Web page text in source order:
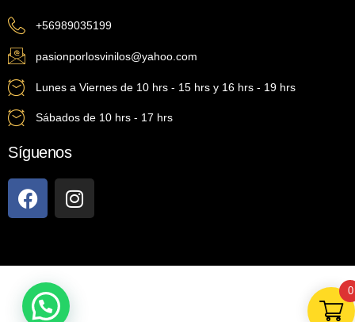
+56989035199
pasionporlosvinilos@yahoo.com
Lunes a Viernes de 10 hrs - 15 hrs y 16 hrs - 19 hrs
Sábados de 10 hrs - 17 hrs
Síguenos
0